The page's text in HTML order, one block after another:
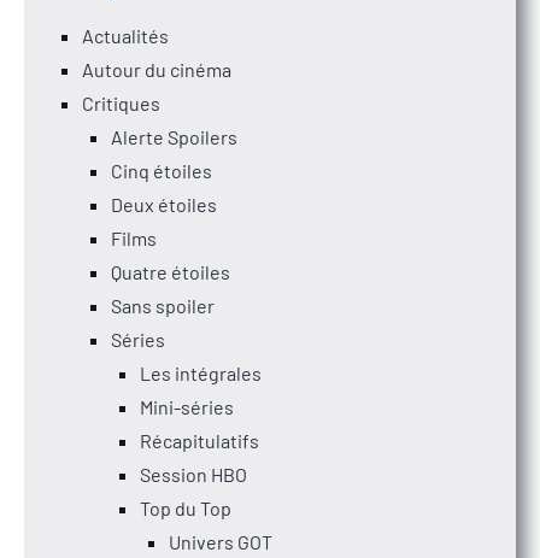
Actualités
Autour du cinéma
Critiques
Alerte Spoilers
Cinq étoiles
Deux étoiles
Films
Quatre étoiles
Sans spoiler
Séries
Les intégrales
Mini-séries
Récapitulatifs
Session HBO
Top du Top
Univers GOT